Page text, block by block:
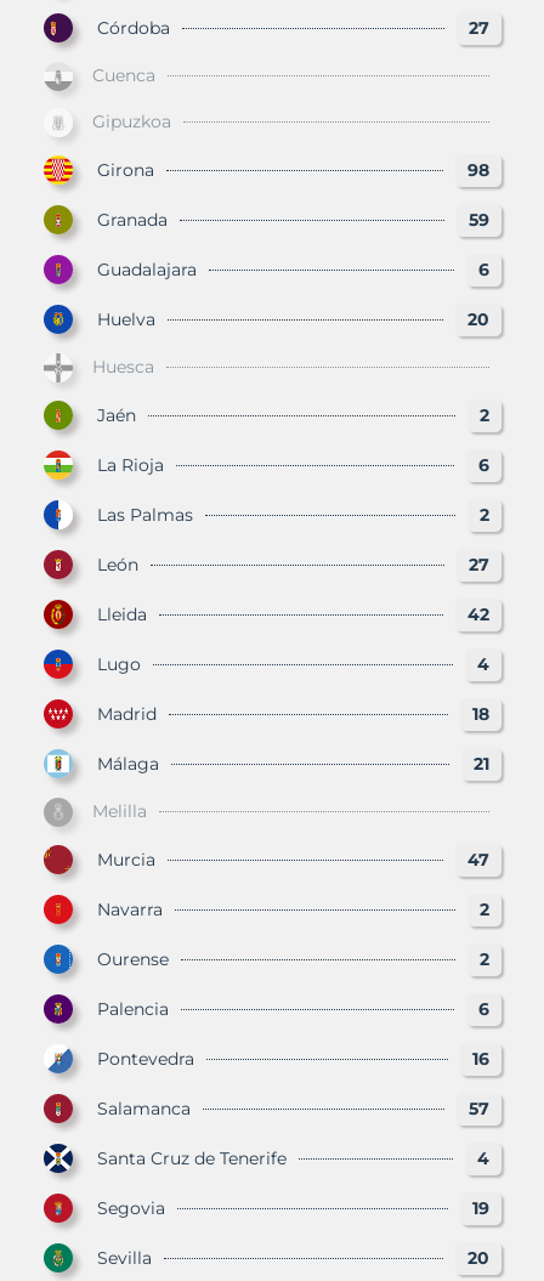
Córdoba 27
Cuenca
Gipuzkoa
Girona 98
Granada 59
Guadalajara 6
Huelva 20
Huesca
Jaén 2
La Rioja 6
Las Palmas 2
León 27
Lleida 42
Lugo 4
Madrid 18
Málaga 21
Melilla
Murcia 47
Navarra 2
Ourense 2
Palencia 6
Pontevedra 16
Salamanca 57
Santa Cruz de Tenerife 4
Segovia 19
Sevilla 20